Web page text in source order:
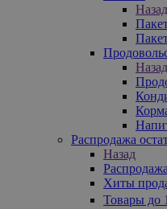
Назад
Назад
Распродажа
Назад
Хиты
Товары до